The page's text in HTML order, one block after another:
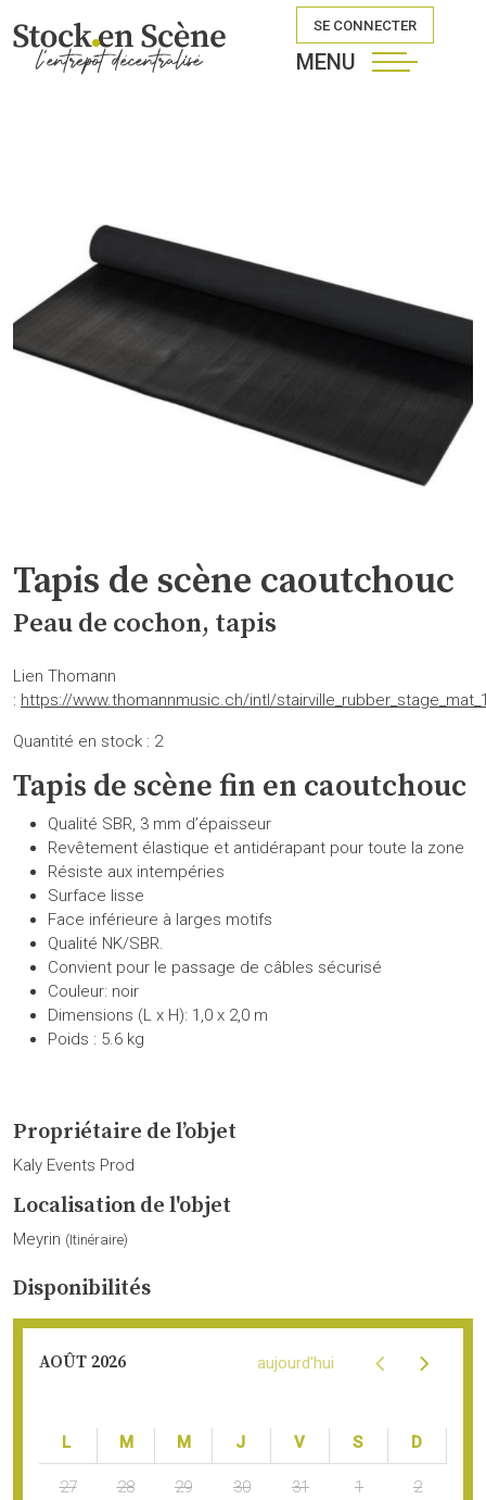
SE CONNECTER
MENU
Tapis de scène caoutchouc
Peau de cochon, tapis
Lien Thomann
: https://www.thomannmusic.ch/intl/
Quantité en stock : 2
Tapis de scène fin en caoutchouc
Qualité SBR, 3 mm d’épaisseur
Revêtement élastique et antidérapant pour toute la zone
Résiste aux intempéries
Surface lisse
Face inférieure à larges motifs
Qualité NK/SBR.
Convient pour le passage de câbles sécurisé
Couleur: noir
Dimensions (L x H): 1,0 x 2,0 m
Poids : 5.6 kg
Propriétaire de l’objet
Kaly Events Prod
Localisation de l'objet
Meyrin (Itinéraire)
Disponibilités
AOÛT 2026 aujourd'hui
27 28 29 30 31 1 2